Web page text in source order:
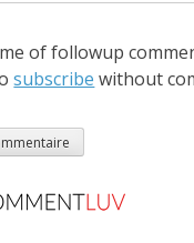
of followup
subscribe without